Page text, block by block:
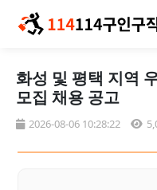
화성 및 평택 지역
모집 채용 공고
2026-08-06 10:28:22